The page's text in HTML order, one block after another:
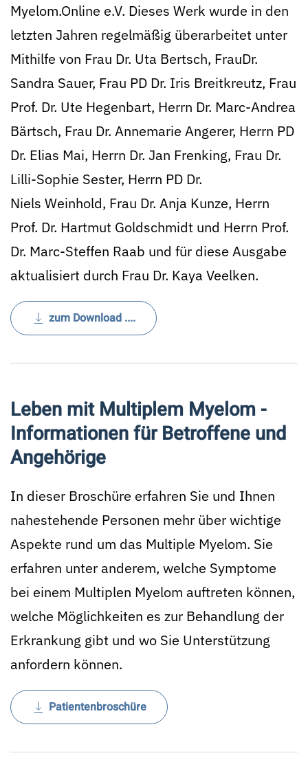
Myelom.Online e.V. Dieses Werk wurde in den
letzten Jahren regelmäßig überarbeitet unter
Mithilfe von Frau Dr. Uta Bertsch, FrauDr.
Sandra Sauer, Frau PD Dr. Iris Breitkreutz, Frau
Prof. Dr. Ute Hegenbart, Herrn Dr. Marc-Andrea
Bärtsch, Frau Dr. Annemarie Angerer, Herrn PD
Dr. Elias Mai, Herrn Dr. Jan Frenking, Frau Dr.
Lilli-Sophie Sester, Herrn PD Dr.
Niels Weinhold, Frau Dr. Anja Kunze, Herrn
Prof. Dr. Hartmut Goldschmidt und Herrn Prof.
Dr. Marc-Steffen Raab und für diese Ausgabe
aktualisiert durch Frau Dr. Kaya Veelken.
zum Download ....
Leben mit Multiplem Myelom -
Informationen für Betroffene und
Angehörige
In dieser Broschüre erfahren Sie und Ihnen
nahestehende Personen mehr über wichtige
Aspekte rund um das Multiple Myelom. Sie
erfahren unter anderem, welche Symptome
bei einem Multiplen Myelom auftreten können,
welche Möglichkeiten es zur Behandlung der
Erkrankung gibt und wo Sie Unterstützung
anfordern können.
Patientenbroschüre